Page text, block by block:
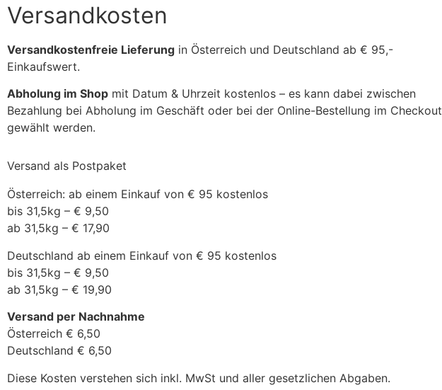
Versandkosten
Versandkostenfreie Lieferung in Österreich und Deutschland ab € 95,-
Einkaufswert.
Abholung im Shop mit Datum & Uhrzeit kostenlos – es kann dabei zwischen
Bezahlung bei Abholung im Geschäft oder bei der Online-Bestellung im Checkout
gewählt werden.
Versand als Postpaket
Österreich: ab einem Einkauf von € 95 kostenlos
bis 31,5kg – € 9,50
ab 31,5kg – € 17,90
Deutschland ab einem Einkauf von € 95 kostenlos
bis 31,5kg – € 9,50
ab 31,5kg – € 19,90
Versand per Nachnahme
Österreich € 6,50
Deutschland € 6,50
Diese Kosten verstehen sich inkl. MwSt und aller gesetzlichen Abgaben.